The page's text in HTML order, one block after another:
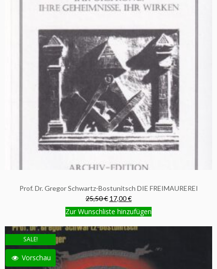
Prof. Dr. Gregor Schwartz-Bostunitsch DIE FREIMAUREREI
25,50 € 17,00 €
Zur Wunschliste hinzufügen
SALE!
Vorschau